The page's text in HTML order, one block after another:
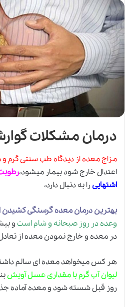
درمان مشکلات
مزاج معده از دیدگاه طب سنتیگرم
اعتدال خارج شود بیمار میشود،
اشتهاییرا به دنبال دارد،
بهترین درمان معده گرسنگی
وعده در روز صبحانه و شام استو
در معده و خارج نمودن معده از
هر کس میخواهد معده ای سالم
لیوان آب گرم با مقداری عسل آویش
روز قبل شسته شود و معده آماده